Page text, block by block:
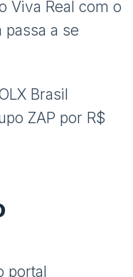
Viva Real com o
passa a se
Brasil
ZAP por R$
portal